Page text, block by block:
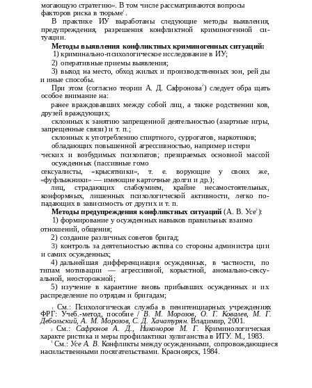
могающую стратегию». В том числе рассматриваются вопросы
факторов риска в тюрьме1 .
В практике ИУ выработаны следующие методы выявления,
предупреждения, разрешения конфликтной криминогенной си­
туации.
Методы выявления конфликтных криминогенных ситуаций:
1) криминально-психологическоеисследование в ИУ;
2) оперативные приемы выявления;
3) выход на место, обход жилых и производственных зон, рей­ ды
и иные способы.
При этом (согласно теории А. Д. Сафронова2) следует обра­ щать
особое внимание на:
ранее враждовавших между собой лиц, а также родственни­ ков,
друзей враждующих;
склонных к занятию запрещенной деятельностью (азартные игры,
запрещенные связи) и т. п.;
склонных к употреблению спиртного, суррогатов, наркотиков;
обладающих повышенной агрессивностью, например истери­
ческих и возбудимых психопатов; презираемых основной массой
осужденных (пассивные гомо­
сексуалисты, «крысятники», т. е. ворующие у своих же,
«фуфлыжники» — имеющие карточные долги и др.);
лиц, страдающих слабоумием, крайне несамостоятельных,
конформных, лишенных психологической активности, легко по­
падающих в зависимость от других и т. п.
Методы предупреждения конфликтных ситуаций(А. В. Усе3 ):
1) формирование у осужденных навыков правильных взаимо­
отношений, общения;
2) создание различных советов бригад;
3) контроль за деятельностью актива со стороны администра­ ции
и самих осужденных;
4) дальнейшая дифференциация осужденных, в частности, по
типам мотивации — агрессивной, корыстной,аномально-сексу­
альной, неосторожной;
5) изучение в карантине вновь прибывших осужденных и их
распределение по отрядам и бригадам;
1 См.: Психологическая служба в пенитенциарных учреждениях
ФРГ: Учеб.-метод, пособие / В. М. Морозов, О. Г. Ковалев, М. Г.
Дебольский, А. М. Морозов, С. Д. Хачатурян.Владимир, 2001.
2 См.: Сафронов А. Д., Никоноров М. Г. Криминологическая
характе­ ристика и меры профилактики хулиганства в ИТУ. М., 1983.
3 См.: Усе А. В. Конфликты между осужденными, сопровождающиеся
насильственными посягательствами. Красноярск, 1984.